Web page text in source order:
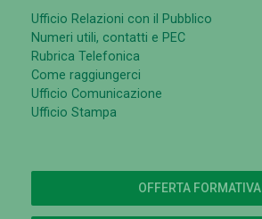
Ufficio Relazioni con il Pubblico
Numeri utili, contatti e PEC
Rubrica Telefonica
Come raggiungerci
Ufficio Comunicazione
Ufficio Stampa
OFFERTA FORMATIVA